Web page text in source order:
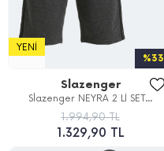
%33
YENI
Slazenger
Slazenger NEYRA 2 Lİ SET...
1.994,90 TL
1.329,90 TL